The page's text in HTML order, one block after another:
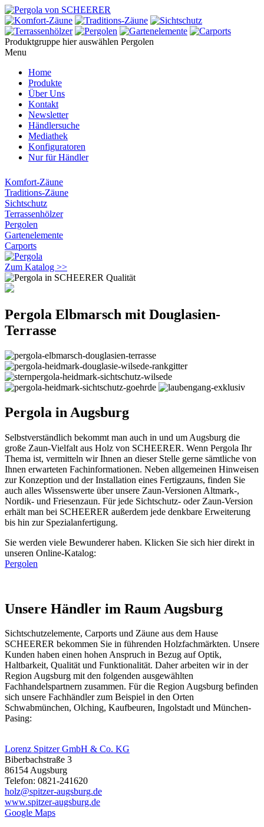
Produktgruppe hier auswählen Pergolen
Menu
Home
Produkte
Über Uns
Kontakt
Newsletter
Händlersuche
Mediathek
Konfiguratoren
Nur für Händler
Komfort-Zäune
Traditions-Zäune
Sichtschutz
Terrassenhölzer
Pergolen
Gartenelemente
Carports
Zum Katalog >>
Pergola Elbmarsch mit Douglasien-
Terrasse
Pergola in Augsburg
Selbstverständlich bekommt man auch in und um Augsburg die
große Zaun-Vielfalt aus Holz von SCHEERER. Wenn Pergola Ihr
Thema ist, vermitteln wir Ihnen an dieser Stelle gerne sämtliche von
Ihnen erwarteten Fachinformationen. Neben allgemeinen Hinweisen
zur Konzeption und der Installation eines Fertigzauns, finden Sie
auch alles Wissenswerte über unsere Zaun-Versionen Altmark-,
Nordik- und Friesenzaun. Für jede Sichtschutz- oder Zaun-Version
erhält man bei SCHEERER außerdem jede denkbare Erweiterung
bis hin zur Spezialanfertigung.
Sie werden viele Bewunderer haben. Klicken Sie sich hier direkt in
unseren Online-Katalog:
Pergolen
Unsere Händler im Raum Augsburg
Sichtschutzelemente, Carports und Zäune aus dem Hause
SCHEERER bekommen Sie in führenden Holzfachmärkten. Unsere
Kunden haben einen hohen Anspruch in Bezug auf Optik,
Haltbarkeit, Qualität und Funktionalität. Daher arbeiten wir in der
Region Augsburg mit den folgenden ausgewählten
Fachhandelspartnern zusammen. Für die Region Augsburg befinden
sich unsere Fachhändler zum Beispiel in den Orten
Schwabmünchen, Olching, Kaufbeuren, Ingolstadt und München-
Pasing:
Lorenz Spitzer GmbH & Co. KG
Biberbachstraße 3
86154 Augsburg
Telefon: 0821-241620
holz@spitzer-augsburg.de
www.spitzer-augsburg.de
Google Maps